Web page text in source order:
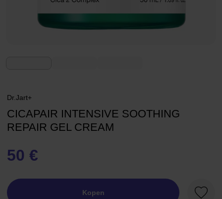
Dr.Jart+
CICAPAIR INTENSIVE SOOTHING
REPAIR GEL CREAM
50 €
Kopen